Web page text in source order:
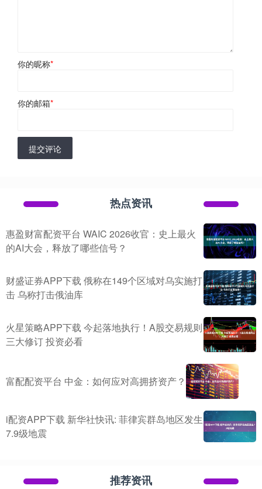
你的昵称*
你的邮箱*
提交评论
热点资讯
惠盈财富配资平台 WAIC 2026收官：史上最火
的AI大会，释放了哪些信号？
财盛证券APP下载 俄称在149个区域对乌实施打
击 乌称打击俄油库
火星策略APP下载 今起落地执行！A股交易规则
三大修订 投资必看
富配配资平台 中金：如何应对高拥挤资产？
i配资APP下载 新华社快讯: 菲律宾群岛地区发生
7.9级地震
推荐资讯